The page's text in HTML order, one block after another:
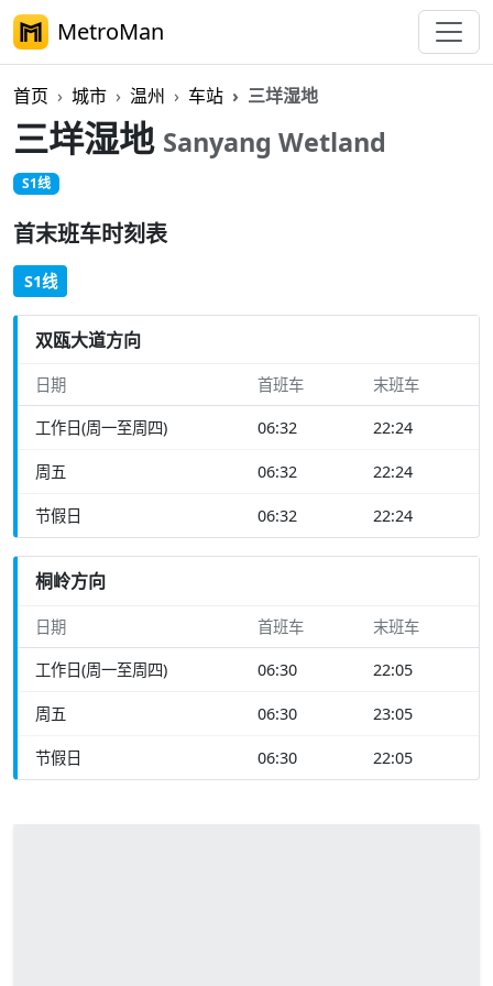
MetroMan
首页 城市 温州 车站 三垟湿地
三垟湿地 Sanyang Wetland
S1线
首末班车时刻表
S1线
双瓯大道方向
日期 首班车 末班车
工作日(周一至周四) 06:32 22:24
周五 06:32 22:24
节假日 06:32 22:24
桐岭方向
日期 首班车 末班车
工作日(周一至周四) 06:30 22:05
周五 06:30 23:05
节假日 06:30 22:05